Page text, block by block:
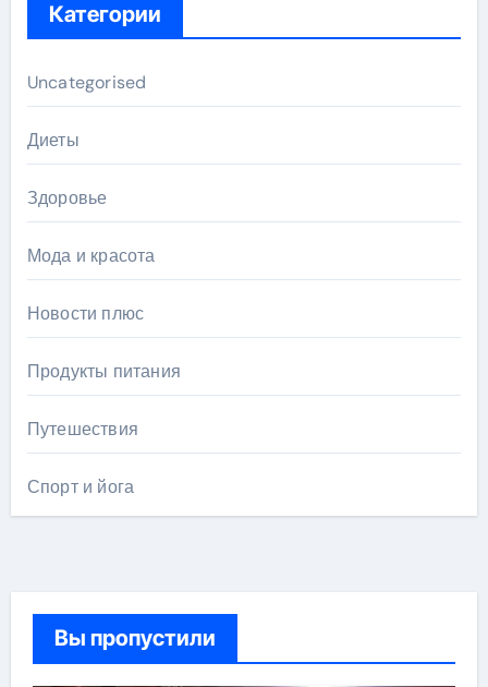
Категории
Uncategorised
Диеты
Здоровье
Мода и красота
Новости плюс
Продукты питания
Путешествия
Спорт и йога
Вы пропустили